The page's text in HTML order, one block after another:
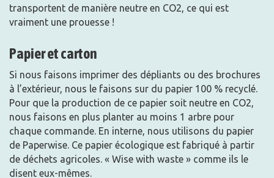
transportent de manière neutre en CO2, ce qui est
vraiment une prouesse !
Papier et carton
Si nous faisons imprimer des dépliants ou des brochures
à l’extérieur, nous le faisons sur du papier 100 % recyclé.
Pour que la production de ce papier soit neutre en CO2,
nous faisons en plus planter au moins 1 arbre pour
chaque commande. En interne, nous utilisons du papier
de Paperwise. Ce papier écologique est fabriqué à partir
de déchets agricoles. « Wise with waste » comme ils le
disent eux-mêmes.